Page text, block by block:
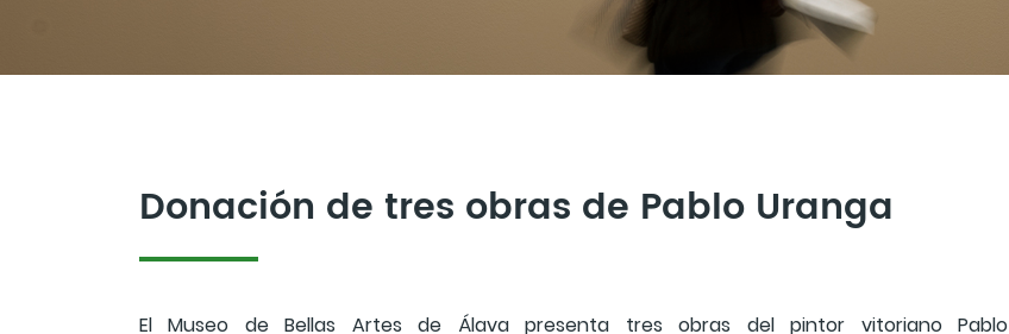
Donación de tres obras de Pablo Uranga
El Museo de Bellas Artes de Álava presenta tres obras del pintor vitoriano Pablo